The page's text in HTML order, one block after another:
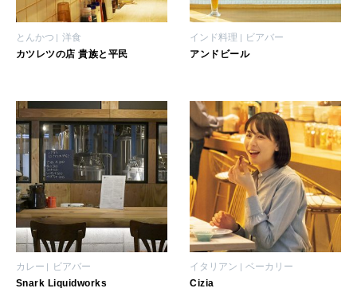
MAGAZINE
2026年8月号『お茶の時間です。』
2026年7月号「鎌倉 ローカルが 教えてくれた 本当の歩き方。」
2026年6月号「大銀座 トレンドが生まれる 新しい一流店へ。」
2026年5月号「“大好き”に出会いに。韓国」
2026年4月号「未来をつくる、学びの教科書。」
MAGAZINE MOOK
FOLLOW US!
とんかつ 洋食
カツレツの店 貴族と平民
インド料理 ビアバー
アンドビール
カレー ビアバー
Snark Liquidworks
イタリアン ベーカリー
Cizia